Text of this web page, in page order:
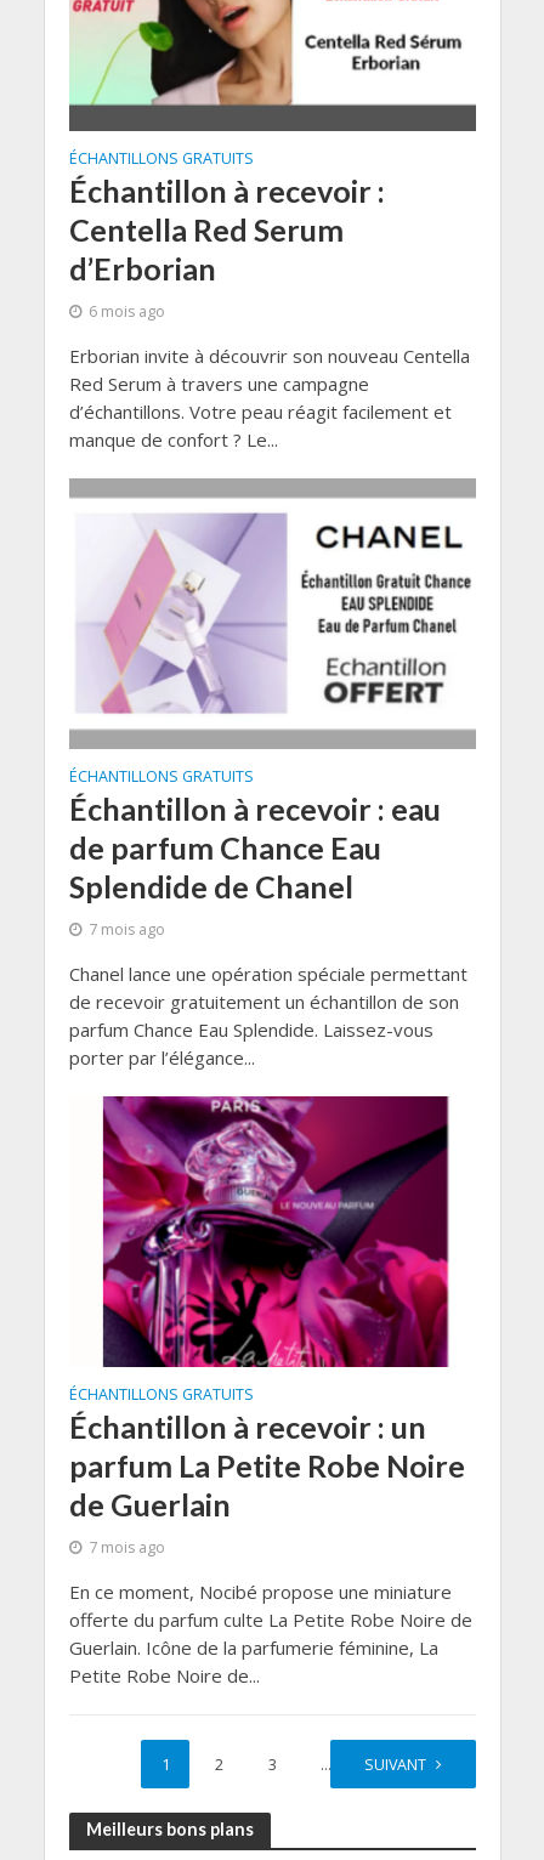
ÉCHANTILLONS GRATUITS
Échantillon à recevoir :
Centella Red Serum
d’Erborian
6 mois ago
Erborian invite à découvrir son nouveau Centella
Red Serum à travers une campagne
d’échantillons. Votre peau réagit facilement et
manque de confort ? Le...
ÉCHANTILLONS GRATUITS
Échantillon à recevoir : eau
de parfum Chance Eau
Splendide de Chanel
7 mois ago
Chanel lance une opération spéciale permettant
de recevoir gratuitement un échantillon de son
parfum Chance Eau Splendide. Laissez-vous
porter par l’élégance...
ÉCHANTILLONS GRATUITS
Échantillon à recevoir : un
parfum La Petite Robe Noire
de Guerlain
7 mois ago
En ce moment, Nocibé propose une miniature
offerte du parfum culte La Petite Robe Noire de
Guerlain. Icône de la parfumerie féminine, La
Petite Robe Noire de...
1 2 3 … 41
SUIVANT
Meilleurs bons plans